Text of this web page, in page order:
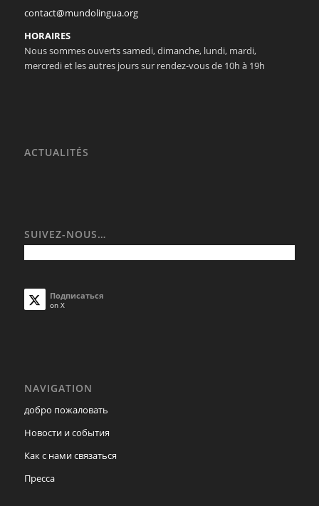
contact@mundolingua.org
HORAIRES
Nous sommes ouverts samedi, dimanche, lundi, mardi,
mercredi et les autres jours sur rendez-vous de 10h à 19h
ACTUALITÉS
SUIVEZ-NOUS…
Подписаться
on X
NAVIGATION
добро пожаловать
Новости и события
Как с нами связаться
Пресса